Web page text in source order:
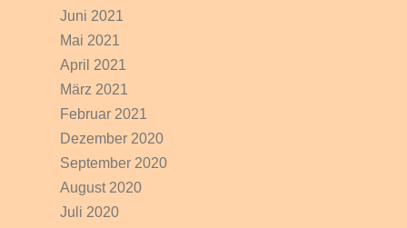
Juni 2021
Mai 2021
April 2021
März 2021
Februar 2021
Dezember 2020
September 2020
August 2020
Juli 2020